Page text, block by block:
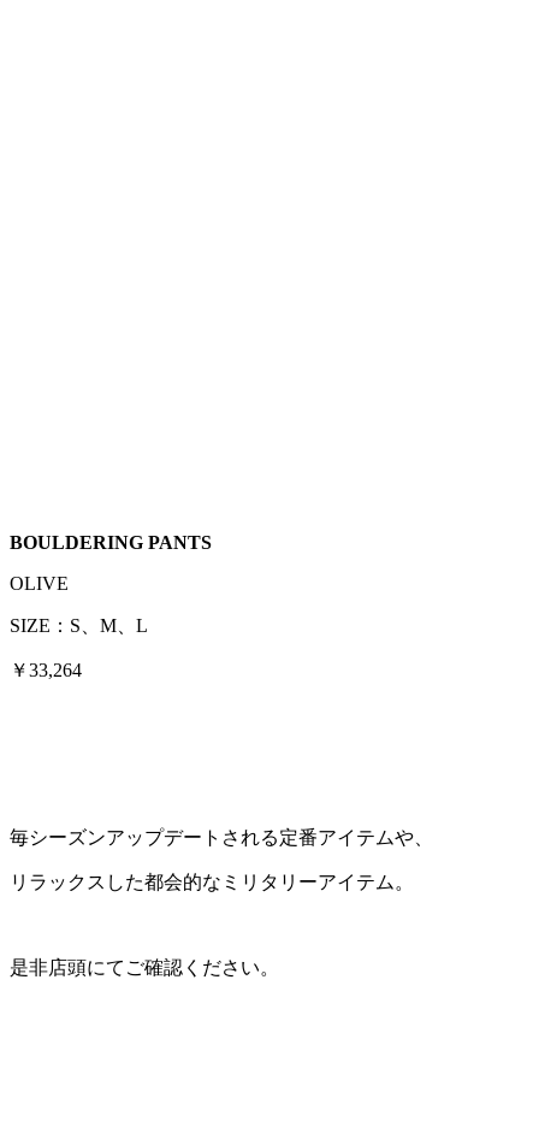
BOULDERING PANTS
OLIVE
SIZE：S、M、L
￥33,264
毎シーズンアップデートされる定番アイテムや、
リラックスした都会的なミリタリーアイテム。
是非店頭にてご確認ください。